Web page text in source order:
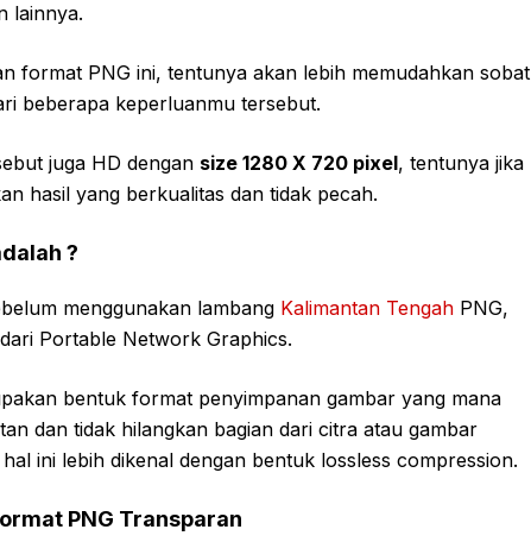
lainnya.
format PNG ini, tentunya akan lebih memudahkan sobat
beberapa keperluanmu tersebut.
juga HD dengan size 1280 X 720 pixel, tentunya jika
hasil yang berkualitas dan tidak pecah.
?
menggunakan lambang Kalimantan Tengah PNG,
Portable Network Graphics.
bentuk format penyimpanan gambar yang mana
dan tidak hilangkan bagian dari citra atau gambar
ini lebih dikenal dengan bentuk lossless compression.
PNG Transparan